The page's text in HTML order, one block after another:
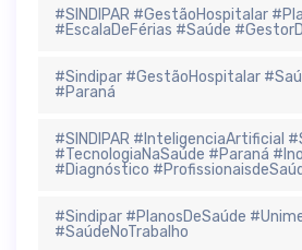
#SINDIPAR #GestãoHospitalar
#EscalaDeFérias #Saúde
#Sindipar #GestãoHospitalar
#Paraná
#SINDIPAR #InteligenciaArtificial
#TecnologiaNaSaúde #Paraná
#Diagnóstico
#Sindipar #PlanosDeSaúde
#SaúdeNoTrabalho